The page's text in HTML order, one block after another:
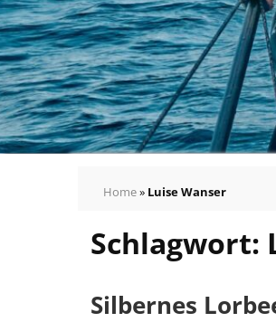
Home» Luise Wanser
Schlagwort:
Silbernes